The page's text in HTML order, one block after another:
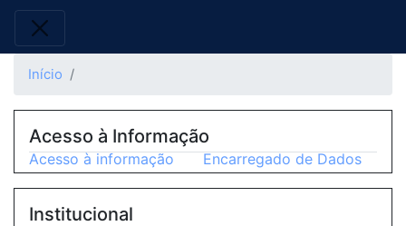
Início
Acesso à Informação
Acesso à informação Encarregado de Dados
Institucional